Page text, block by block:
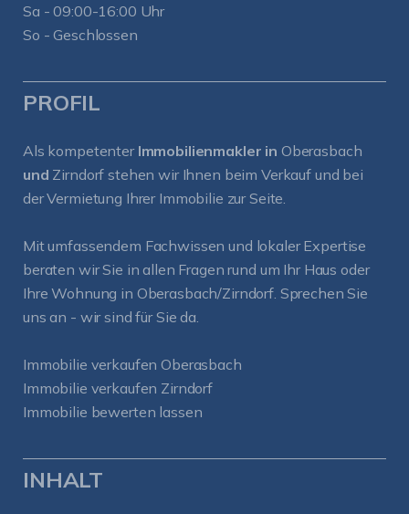
Sa - 09:00-16:00 Uhr
So - Geschlossen
PROFIL
Als kompetenter Immobilienmakler in Oberasbach
und Zirndorf stehen wir Ihnen beim Verkauf und bei
der Vermietung Ihrer Immobilie zur Seite.
Mit umfassendem Fachwissen und lokaler Expertise
beraten wir Sie in allen Fragen rund um Ihr Haus oder
Ihre Wohnung in Oberasbach/Zirndorf. Sprechen Sie
uns an - wir sind für Sie da.
Immobilie verkaufen Oberasbach
Immobilie verkaufen Zirndorf
Immobilie bewerten lassen
INHALT